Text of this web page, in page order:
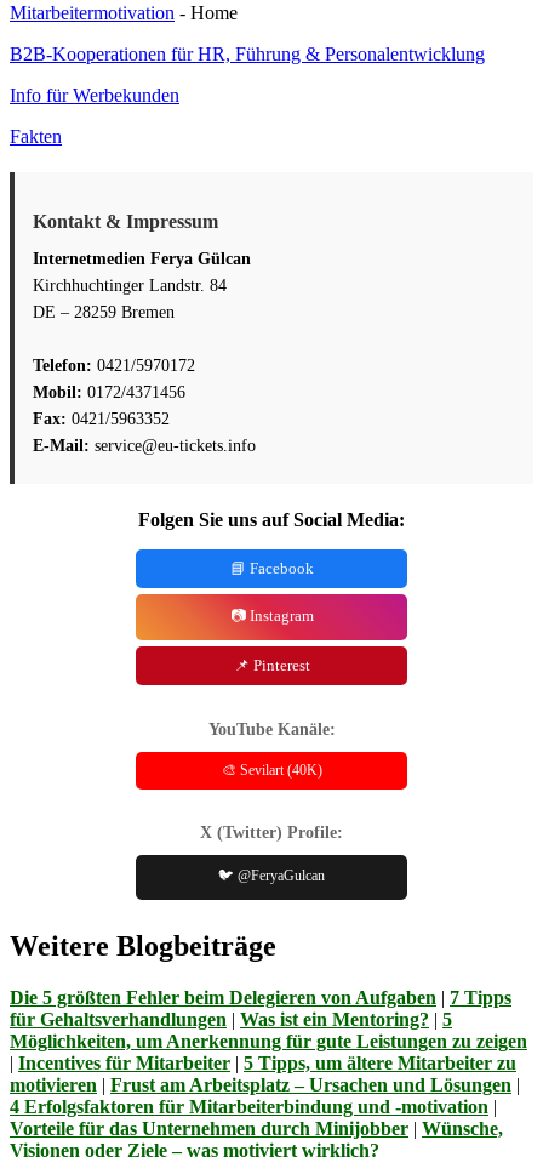
Mitarbeitermotivation - Home
B2B-Kooperationen für HR, Führung & Personalentwicklung
Info für Werbekunden
Fakten
Kontakt & Impressum
Internetmedien Ferya Gülcan
Kirchhuchtinger Landstr. 84
DE – 28259 Bremen
Telefon: 0421/5970172
Mobil: 0172/4371456
Fax: 0421/5963352
E-Mail: service@eu-tickets.info
Folgen Sie uns auf Social Media:
📘 Facebook
📷 Instagram
📌 Pinterest
YouTube Kanäle:
🎨 Sevilart (40K)
X (Twitter) Profile:
🐦 @FeryaGulcan
Weitere Blogbeiträge
Die 5 größten Fehler beim Delegieren von Aufgaben | 7 Tipps
für Gehaltsverhandlungen | Was ist ein Mentoring? | 5
Möglichkeiten, um Anerkennung für gute Leistungen zu zeigen
| Incentives für Mitarbeiter | 5 Tipps, um ältere Mitarbeiter zu
motivieren | Frust am Arbeitsplatz – Ursachen und Lösungen |
4 Erfolgsfaktoren für Mitarbeiterbindung und -motivation |
Vorteile für das Unternehmen durch Minijobber | Wünsche,
Visionen oder Ziele – was motiviert wirklich?